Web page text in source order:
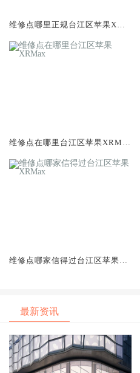
维修点哪里正规台江区苹果XRM
维修点在哪里台江区苹果XRMa
维修点哪家信得过台江区苹果X
最新资讯